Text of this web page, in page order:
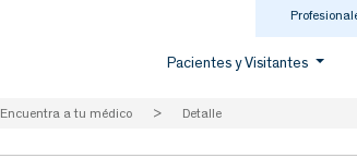
Pacientes y Visitantes
Encuentra a tu médico > Detalle